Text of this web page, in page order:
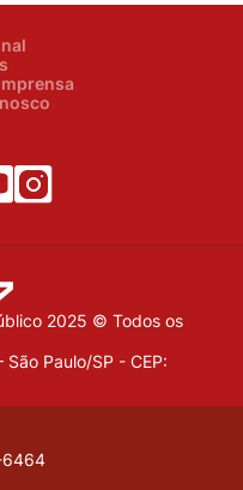
2025 © Todos os
São Paulo/SP - CEP:
6464